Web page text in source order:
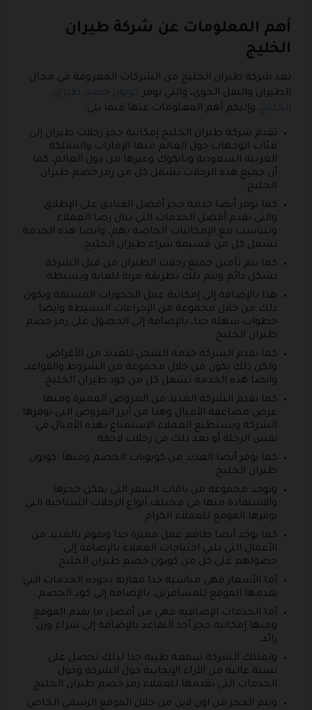
أهم المعلومات عن شركة طيران
الخليج
تعد شركة طيران الخليج من الشركات المعروفة في مجال
الطيران والنقل الجوي، والتي توفر كوبون خصم طيران
الخليج، وإليكم أهم المعلومات عنها فيما يلي:
تقدم شركة طيران الخليج إمكانية حجز رحلات طيران إلى
مئات الوجهات حول العالم منها الإمارات والمملكة
العربية السعودية وبانكوك وغيرها من دول العالم، كما
أن جميع هذه الرحلات تشمل كل من رمز خصم طيران
الخليج.
كما توفر أيضا خدمة حجز أفضل الفنادق على الإطلاق
والتي تقدم أفضل الخدمات التي تنال رضا العملاء
وتتناسب مع الإمكانيات الخاصة بهم، وايضا هذه الخدمة
تشمل كل من قسيمة شراء طيران الخليج.
كما يتم تأمين جميع رحلات الطيران من قبل الشركة
بشكل دائم ويتم ذلك بطريقة مرنة للغاية وبسيطة.
هذا بالإضافة إلى إمكانية عمل الحجوزات المسبقة ويكون
ذلك من خلال مجموعة من الإجراءات البسيطة وايضا
خطوات سهلة جدا، بالإضافة إلى الحصول على رمز خصم
طيران الخليج.
كما تقدم الشركة خدمة الشحن للعديد من الأغراض
ولكن ذلك يكون من خلال مجموعة من الشروط والقواعد،
وايضا هذه الخدمة تشمل كل من كود طيران الخليج.
كما تقدم الشركة العديد من العروض المميزة ومنها
عرض مضاعفة الأميال وهذا من أبرز العروض التي توفرها
الشركة ويستطيع العملاء الاستمتاع بهذه الأميال في
نفس الرحلة أو بعد ذلك في رحلات لاحقة.
كما يوفر أيضا العديد من كوبونات الخصم ومنها كوبون
طيران الخليج.
وتوجد مجموعة من باقات السفر التي يمكن حجزها
والاستفادة منها في مختلف أنواع الرحلات السياحية التي
يوفرها الموقع للعملاء الكرام.
كما يوجد أيضا طاقم عمل مميزة جدا ويقوم بالعديد من
الأعمال التي تلبي احتياجات العملاء بالإضافة إلى
حصولهم على كل من كوبون خصم طيران الخليج.
أما الأسعار فهي مناسبة جدا مقارنة بجودة الخدمات التي
يقدمها الموقع للمسافرين، بالإضافة إلى كود الخصم .
أما الخدمات الإضافية فهي من أفضل ما يقدم الموقع
ومنها إمكانية حجز أحد التقاعد بالإضافة إلى شراء وزن
زائد.
وتمتلك الشركة سمعة طيبة جدا لذلك تحصل على
نسبة عالية من الآراء الإيجابية حول الشركة وحول
الخدمات التي تقدمها للعملاء رمز خصم طيران الخليج.
ويتم الحجز من اون لاين من خلال الموقع الرسمي الخاص